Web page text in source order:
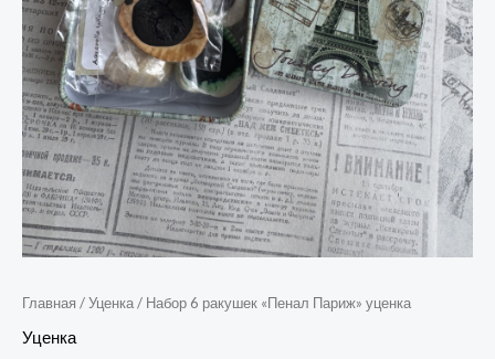
Главная /Уценка/ Набор 6 ракушек «Пенал Париж» уценка
Уценка